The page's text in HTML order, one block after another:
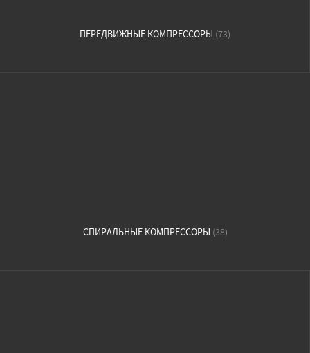
ПЕРЕДВИЖНЫЕ КОМПРЕССОРЫ (73)
СПИРАЛЬНЫЕ КОМПРЕССОРЫ (38)